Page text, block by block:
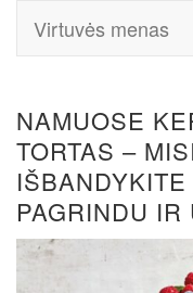
Virtuvės menas
NAMUOSE
TORTAS –
PAGRINDU